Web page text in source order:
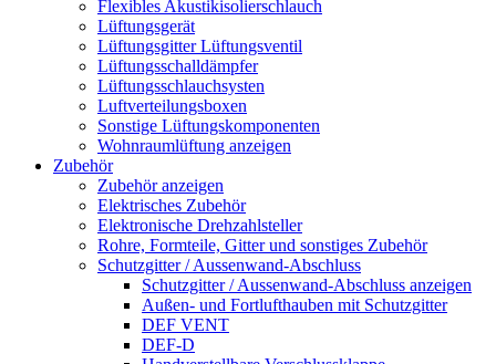
Flexibles Akustikisolierschlauch
Lüftungsgerät
Lüftungsgitter Lüftungsventil
Lüftungsschalldämpfer
Lüftungsschlauchsysten
Luftverteilungsboxen
Sonstige Lüftungskomponenten
Wohnraumlüftung anzeigen
Zubehör
Zubehör anzeigen
Elektrisches Zubehör
Elektronische Drehzahlsteller
Rohre, Formteile, Gitter und sonstiges Zubehör
Schutzgitter / Aussenwand-Abschluss
Schutzgitter / Aussenwand-Abschluss anzeigen
Außen- und Fortlufthauben mit Schutzgitter
DEF VENT
DEF-D